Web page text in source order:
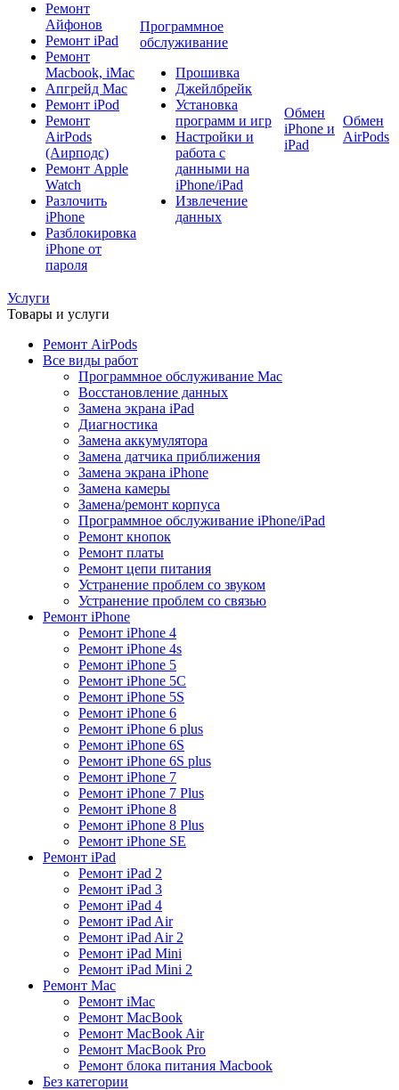
Ремонт
Айфонов
Ремонт iPad
Ремонт
Macbook, iMac
Апгрейд Mac
Ремонт iPod
Ремонт
AirPods
(Аирподс)
Ремонт Apple
Watch
Разлочить
iPhone
Разблокировка
iPhone от
пароля
Программное
обслуживание
Прошивка
Джейлбрейк
Установка
программ и игр
Настройки и
работа с
данными на
iPhone/iPad
Извлечение
данных
Обмен
iPhone и
iPad
Обмен
AirPods
Услуги
Товары и услуги
Ремонт AirPods
Все виды работ
Программное обслуживание Mac
Восстановление данных
Замена экрана iPad
Диагностика
Замена аккумулятора
Замена датчика приближения
Замена экрана iPhone
Замена камеры
Замена/ремонт корпуса
Программное обслуживание iPhone/iPad
Ремонт кнопок
Ремонт платы
Ремонт цепи питания
Устранение проблем со звуком
Устранение проблем со связью
Ремонт iPhone
Ремонт iPhone 4
Ремонт iPhone 4s
Ремонт iPhone 5
Ремонт iPhone 5C
Ремонт iPhone 5S
Ремонт iPhone 6
Ремонт iPhone 6 plus
Ремонт iPhone 6S
Ремонт iPhone 6S plus
Ремонт iPhone 7
Ремонт iPhone 7 Plus
Ремонт iPhone 8
Ремонт iPhone 8 Plus
Ремонт iPhone SE
Ремонт iPad
Ремонт iPad 2
Ремонт iPad 3
Ремонт iPad 4
Ремонт iPad Air
Ремонт iPad Air 2
Ремонт iPad Mini
Ремонт iPad Mini 2
Ремонт Mac
Ремонт iMac
Ремонт MacBook
Ремонт MacBook Air
Ремонт MacBook Pro
Ремонт блока питания Macbook
Без категории